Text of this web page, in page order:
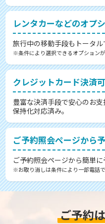
レンタカーなどのオプ
旅行中の移動手段もトータル
※条件により選択できるオプションが
クレジットカード決済可
豊富な決済手段で安心のお
保持化対応済み。
ご予約照会ページから
ご予約照会ページから簡単
※お取り消しは条件により一部電話
ご予約